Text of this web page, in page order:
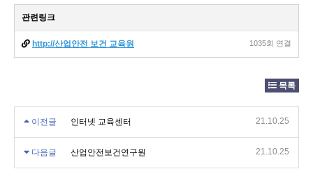
관련링크
http://산업안전 보건 교육원 1035회 연결
목록
이전글 인터넷 교육센터 21.10.25
다음글 산업안전보건연구원 21.10.25